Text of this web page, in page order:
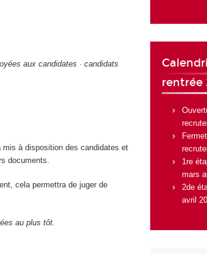
aux candidates · candidats
à disposition des candidates et
documents.
cela permettra de juger de
au plus tôt.
rentrée
1re
mars
2de
avril